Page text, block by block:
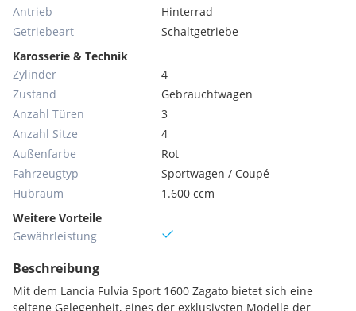
Antrieb
Hinterrad
Getriebeart
Schaltgetriebe
Karosserie & Technik
Zylinder
4
Zustand
Gebrauchtwagen
Anzahl Türen
3
Anzahl Sitze
4
Außenfarbe
Rot
Fahrzeugtyp
Sportwagen / Coupé
Hubraum
1.600 ccm
Weitere Vorteile
Gewährleistung
Beschreibung
Mit dem Lancia Fulvia Sport 1600 Zagato bietet sich eine
seltene Gelegenheit, eines der exklusivsten Modelle der